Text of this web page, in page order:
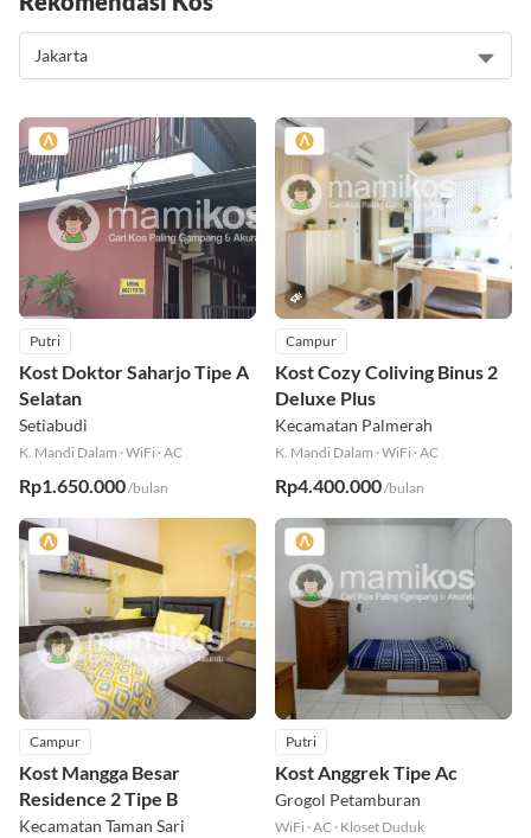
Putri
Kost Doktor Saharjo Tipe A
Selatan
Setiabudi
K. Mandi Dalam ·WiFi ·AC
Rp1.650.000/bulan
Campur
Kost Cozy Coliving Binus 2
Deluxe Plus
Kecamatan Palmerah
K. Mandi Dalam ·WiFi ·AC
Rp4.400.000/bulan
Campur
Kost Mangga Besar
Residence 2 Tipe B
Kecamatan Taman Sari
Putri
Kost Anggrek Tipe Ac
Grogol Petamburan
WiFi ·AC · Kloset Duduk